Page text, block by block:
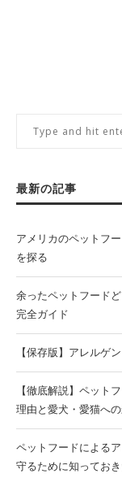
最新の記事
アメリカのペットフ
を探る
余ったペットフード
完全ガイド
【保存版】アレルゲ
【徹底解説】ペット
理由と愛犬・愛猫へ
ペットフードによる
守るために知ってお